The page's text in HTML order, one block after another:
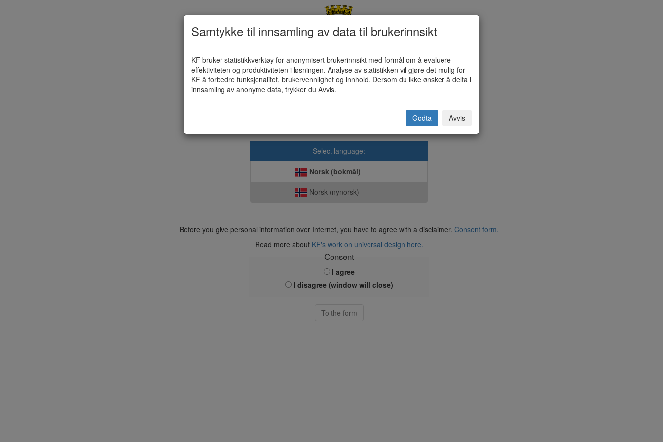
Innmelding skole (KF-130G)
Kristiansund kommune
Vi anbefaler Google Chrome, Mozilla Firefox eller Safari ved bruk av våre digitale skjema.
Select language:
Norsk (bokmål)
Norsk (nynorsk)
Before you give personal information over Internet, you have to agree with a disclaimer. Consent form.
Read more about KF's work on universal design here.
Consent
I agree
I disagree (window will close)
To the form
Samtykke til innsamling av data til brukerinnsikt
KF bruker statistikkverktøy for anonymisert brukerinnsikt med formål om å evaluere
effektiviteten og produktiviteten i løsningen. Analyse av statistikken vil gjøre det mulig for
KF å forbedre funksjonalitet, brukervennlighet og innhold. Dersom du ikke ønsker å delta i
innsamling av anonyme data, trykker du Avvis.
Godta Avvis